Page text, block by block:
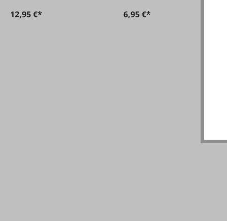
12,95 €* 6,95 €*